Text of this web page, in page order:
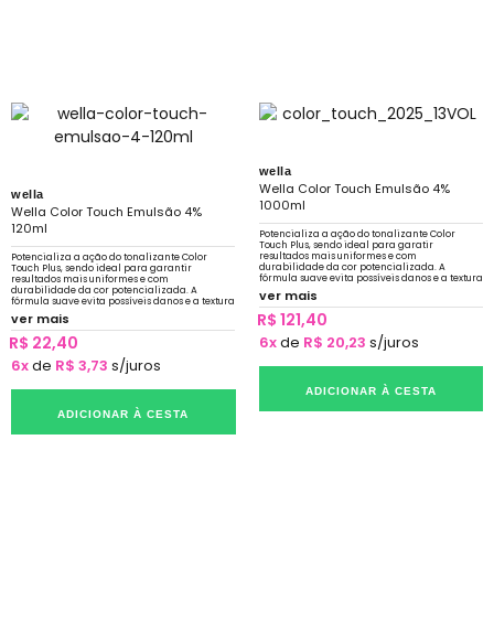
wella
Wella Color Touch Emulsão 4%
120ml
Potencializa a ação do tonalizante Color
Touch Plus, sendo ideal para garantir
resultados mais uniformes e com
durabilidade da cor potencializada. A
fórmula suave evita possíveis danos e a textura
cremosa facilita a aplicação.
ver mais
R$ 22,40
6xde R$ 3,73 s/juros
ADICIONAR À CESTA
wella
Wella Color Touch Emulsão 4%
1000ml
Potencializa a ação do tonalizante Color
Touch Plus, sendo ideal para garatir
resultados mais uniformes e com
durabilidade da cor potencializada. A
fórmula suave evita possíveis danos e a textura
cremosa facilita a aplicação.
ver mais
R$ 121,40
6xde R$ 20,23 s/juros
ADICIONAR À CESTA